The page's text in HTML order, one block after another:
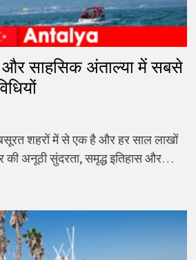
और साहसिक अंताल्या में सबसे
शहरों में से एक है और हर साल लाखों
अनूठी सुंदरता, समृद्ध इतिहास और…